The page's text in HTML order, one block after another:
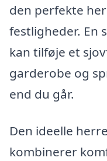
den perfekte
festligheder. En
kan tilføje et
garderobe og
end du går.
Den ideelle
kombinerer